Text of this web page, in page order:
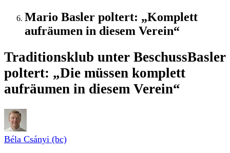
Mario Basler poltert: „Komplett
aufräumen in diesem Verein“
Traditionsklub unter BeschussBasler
poltert: „Die müssen komplett
aufräumen in diesem Verein“
Béla Csányi (bc)